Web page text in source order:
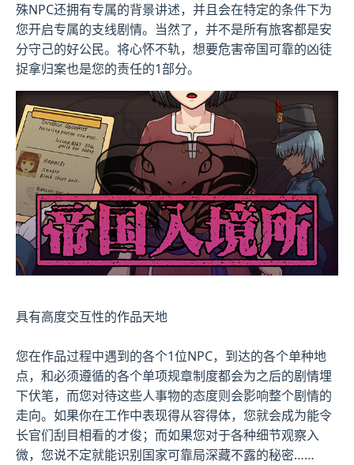
殊NPC还拥有专属的背景讲述，并且会在特定的条件下为
您开启专属的支线剧情。当然了，并不是所有旅客都是安
分守己的好公民。将心怀不轨，想要危害帝国可靠的凶徒
捉拿归案也是您的责任的1部分。
具有高度交互性的作品天地
您在作品过程中遇到的各个1位NPC，到达的各个单种地
点，和必须遵循的各个单项规章制度都会为之后的剧情埋
下伏笔，而您对待这些人事物的态度则会影响整个剧情的
走向。如果你在工作中表现得从容得体，您就会成为能令
长官们刮目相看的才俊；而如果您对于各种细节观察入
微，您说不定就能识别国家可靠局深藏不露的秘密……